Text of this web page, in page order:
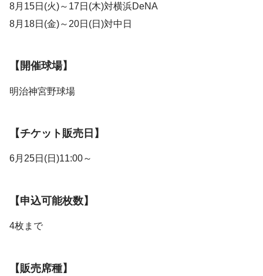
8月15日(火)～17日(木)対横浜DeNA
8月18日(金)～20日(日)対中日
【開催球場】
明治神宮野球場
【チケット販売日】
6月25日(日)11:00～
【申込可能枚数】
4枚まで
【販売席種】